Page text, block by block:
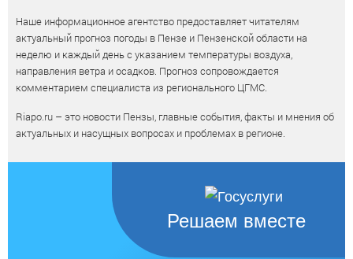
Наше информационное агентство предоставляет читателям
актуальный прогноз погоды в Пензе и Пензенской области на
неделю и каждый день с указанием температуры воздуха,
направления ветра и осадков. Прогноз сопровождается
комментарием специалиста из регионального ЦГМС.
Riapo.ru – это новости Пензы, главные события, факты и мнения об
актуальных и насущных вопросах и проблемах в регионе.
Решаем вместе